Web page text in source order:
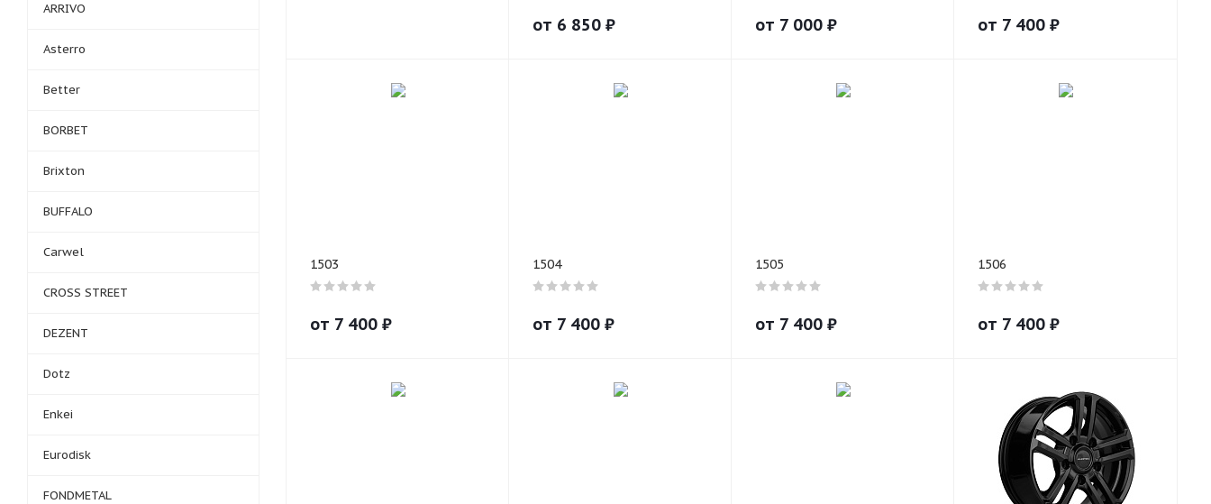
от 6 850 ₽ от 7 000 ₽ от 7 400 ₽
1503
от 7 400 ₽
1504
от 7 400 ₽
1505
от 7 400 ₽
1506
от 7 400 ₽
ARRIVO
Asterro
Better
BORBET
Brixton
BUFFALO
Carwel
CROSS STREET
DEZENT
Dotz
Enkei
Eurodisk
FONDMETAL